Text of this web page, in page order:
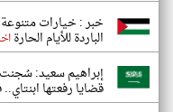
خبر : خيارات
الباردة للأيام الحارة
قضايا رفعتها